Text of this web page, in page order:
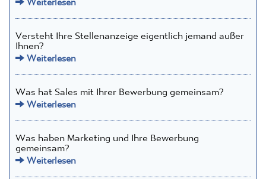
Versteht Ihre Stellenanzeige eigentlich jemand außer
Ihnen?
Weiterlesen
Was hat Sales mit Ihrer Bewerbung gemeinsam?
Weiterlesen
Was haben Marketing und Ihre Bewerbung
gemeinsam?
Weiterlesen